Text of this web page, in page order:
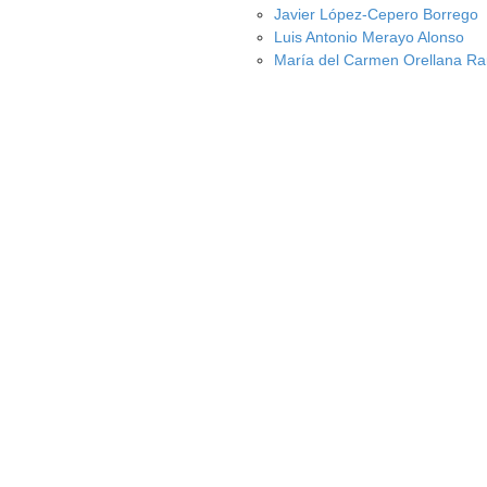
Javier López-Cepero Borrego
Luis Antonio Merayo Alonso
María del Carmen Orellana